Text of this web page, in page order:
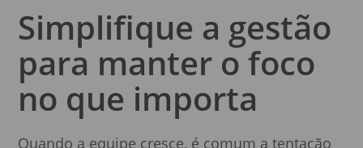
Simplifique a gestão
para manter o foco
no que importa
Quando a equipe cresce, é comum a tentação